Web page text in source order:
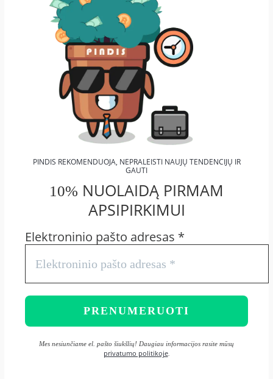
PINDIS REKOMENDUOJA, NEPRALEISTI NAUJŲ TENDENCIJŲ IR
GAUTI
10% NUOLAIDĄ PIRMAM
APSIPIRKIMUI
Elektroninio pašto adresas *
Mes nesiunčiame el. pašto šiukšlių! Daugiau informacijos rasite mūsų
privatumo politikoje.